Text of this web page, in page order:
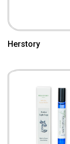
Herstory